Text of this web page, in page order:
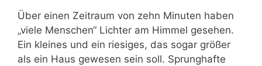
Über einen Zeitraum von zehn Minuten haben
„viele Menschen“ Lichter am Himmel gesehen.
Ein kleines und ein riesiges, das sogar größer
als ein Haus gewesen sein soll. Sprunghafte